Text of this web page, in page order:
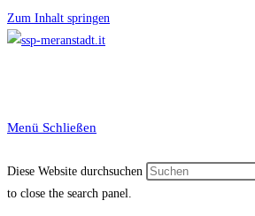
Zum Inhalt springen
Menü Schließen
Diese Website durchsuchen
to close the search panel.